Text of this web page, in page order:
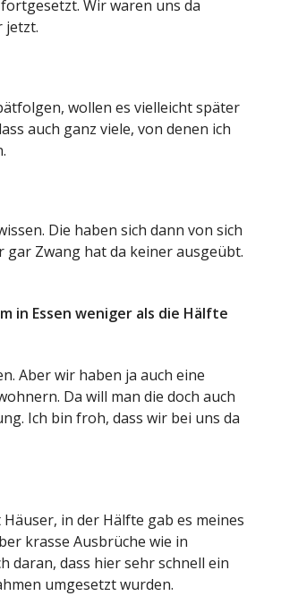
Wir waren uns da
jetzt.
wollen es vielleicht später
auch ganz viele, von denen ich
Die haben sich dann von sich
Zwang hat da keiner ausgeübt.
in Essen weniger als die Hälfte
Aber wir haben ja auch eine
Da will man die doch auch
Ich bin froh, dass wir bei uns da
in der Hälfte gab es meines
krasse Ausbrüche wie in
daran, dass hier sehr schnell ein
umgesetzt wurden.